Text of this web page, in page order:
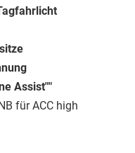
Assist""
für ACC high